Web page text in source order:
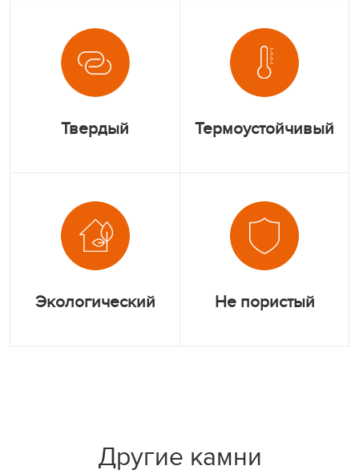
Твердый Термоустойчивый
Экологический Не пористый
Другие камни